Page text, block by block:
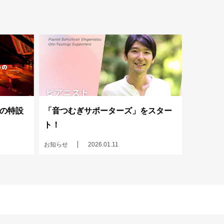
特設
「音つむぎサポーターズ」をスター
ト！
お知らせ 2026.01.11